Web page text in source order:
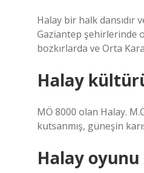
Halay bir halk dansıdır
Gaziantep şehirlerinde
bozkırlarda ve Orta
Halay
MÖ 8000 olan Halay.
kutsanmış, güneşin
Halay